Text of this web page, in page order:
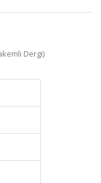
Dergi)